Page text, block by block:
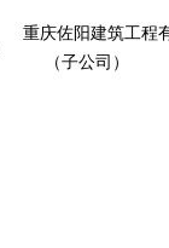
重庆佐阳建筑工程
（子公司）